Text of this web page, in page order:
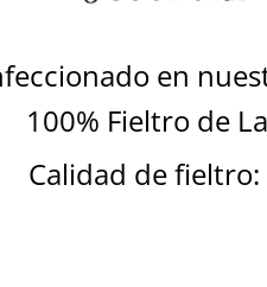
en
100% Fieltro de
Calidad de fieltro: